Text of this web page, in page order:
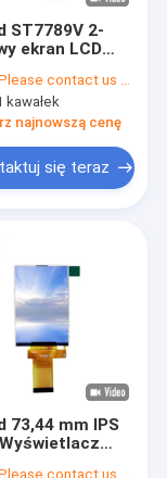
ST7789V 2-
ekran LCD
Tft Moduł
contact us for latest price
kawałek
najnowszą cenę
się teraz
73,44 mm IPS
contact us for latest price